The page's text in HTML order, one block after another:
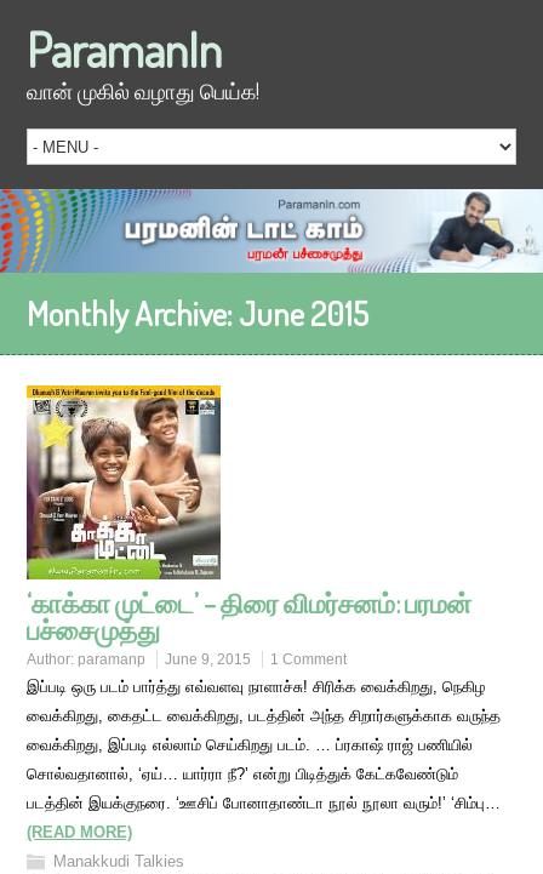
ParamanIn
வான் முகில் வழாது பெய்க!
Monthly Archive:June 2015
‘காக்கா முட்டை’ – திரை விமர்சனம்: பரமன்
பச்சைமுத்து
Author: paramanp June 9, 2015 1 Comment
இப்படி ஒரு படம் பார்த்து எவ்வளவு நாளாச்சு! சிரிக்க வைக்கிறது, நெகிழ
வைக்கிறது, கைதட்ட வைக்கிறது, படத்தின் அந்த சிறார்களுக்காக வருந்த
வைக்கிறது, இப்படி எல்லாம் செய்கிறது படம். … ப்ரகாஷ் ராஜ் பணியில்
சொல்வதானால், ‘ஏய்… யார்ரா நீ?’ என்று பிடித்துக் கேட்கவேண்டும்
படத்தின் இயக்குநரை. ‘ஊசிப் போனாதாண்டா நூல் நூலா வரும்!’ ‘சிம்பு…
(READ MORE)
Manakkudi Talkies